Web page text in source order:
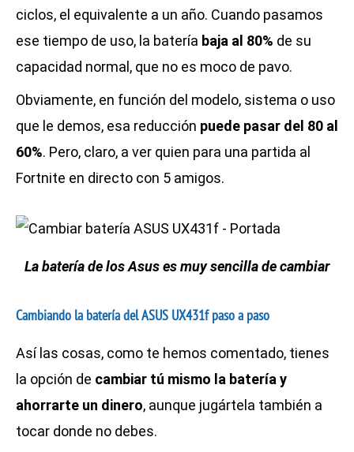
ciclos, el equivalente a un año. Cuando pasamos
ese tiempo de uso, la batería baja al 80% de su
capacidad normal, que no es moco de pavo.
Obviamente, en función del modelo, sistema o uso
que le demos, esa reducción puede pasar del 80 al
60%. Pero, claro, a ver quien para una partida al
Fortnite en directo con 5 amigos.
La batería de los Asus es muy sencilla de cambiar
Cambiando la batería del ASUS UX431f paso a paso
Así las cosas, como te hemos comentado, tienes
la opción de cambiar tú mismo la batería y
ahorrarte un dinero, aunque jugártela también a
tocar donde no debes.